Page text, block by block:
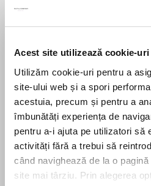
Acest site utilizează cookie-uri
Utilizăm cookie-uri pentru a
site-ului web și a spori
acestuia, precum și pentru a
îmbunătăți experiența de
pentru a-i ajuta pe utilizatori să
activități fără a trebui să
când navighează de la o
site mai târziu. Prin alegerea
Cât de importantă este jurisprudența națională anterioară în evaluarea daunelor morale?
Leave us a